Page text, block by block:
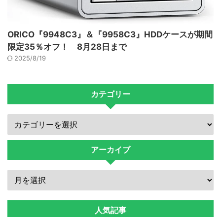
ORICO『9948C3』＆『9958C3』HDDケースが期間
限定35％オフ！ 8月28日まで
2025/8/19
カテゴリー
アーカイブ
人気記事